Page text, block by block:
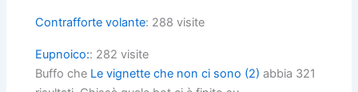
Contrafforte volante: 288 visite
Eupnoico:: 282 visite
Buffo che Le vignette che non ci sono (2) abbia 321